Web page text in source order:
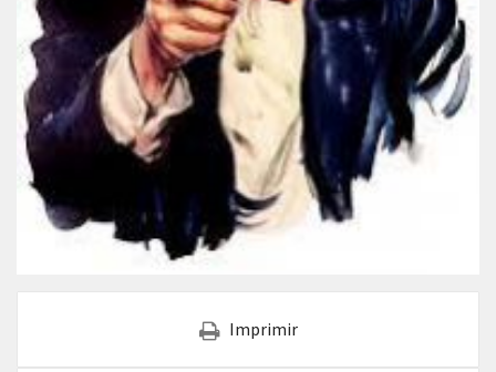
Imprimir